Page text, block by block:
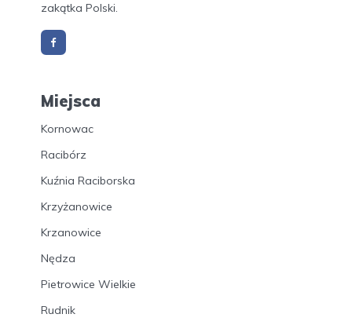
zakątka Polski.
Miejsca
Kornowac
Racibórz
Kuźnia Raciborska
Krzyżanowice
Krzanowice
Nędza
Pietrowice Wielkie
Rudnik